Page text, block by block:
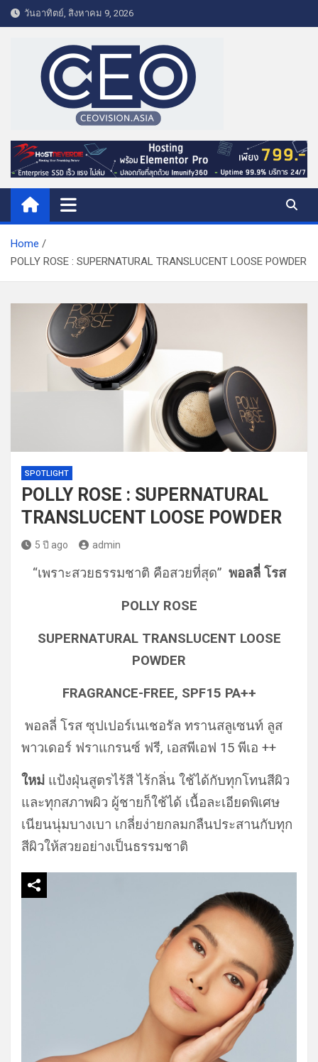
k
e
t
วันอาทิตย์, สิงหาคม 9, 2026
CEO VISION.ASIA
Business & Lifestyle
Home
POLLY ROSE : SUPERNATURAL TRANSLUCENT LOOSE POWDER
SPOTLIGHT
POLLY ROSE : SUPERNATURAL
TRANSLUCENT LOOSE POWDER
5 ปี ago admin
“เพราะสวยธรรมชาติ คือสวยที่สุด”พอลลี่ โรส
POLLY ROSE
SUPERNATURAL TRANSLUCENT LOOSE
POWDER
FRAGRANCE-FREE, SPF15 PA++
พอลลี่ โรส ซุปเปอร์เนเชอรัล ทรานสลูเซนท์ ลูส
พาวเดอร์ ฟราแกรนซ์ ฟรี, เอสพีเอฟ 15 พีเอ ++
ใหม่ แป้งฝุ่นสูตรไร้สี ไร้กลิ่น ใช้ได้กับทุกโทนสีผิว
และทุกสภาพผิว ผู้ชายก็ใช้ได้ เนื้อละเอียดพิเศษ
เนียนนุ่มบางเบา เกลี่ยง่ายกลมกลืนประสานกับทุก
สีผิวให้สวยอย่างเป็นธรรมชาติ